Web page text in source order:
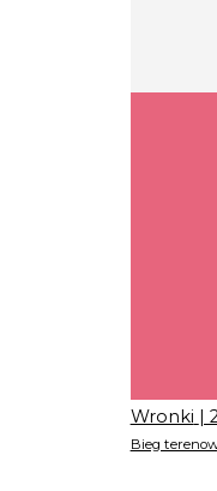
Wronki
Bieg